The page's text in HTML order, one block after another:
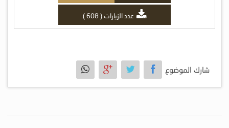
عدد الزيارات ( 608 )
شارك الموضوع